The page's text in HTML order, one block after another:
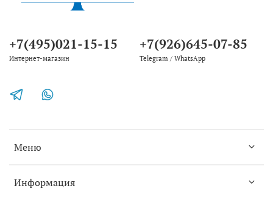
Меню
Информация
+7(495)021-15-15
Интернет-магазин
+7(926)645-07-85
Telegram / WhatsApp